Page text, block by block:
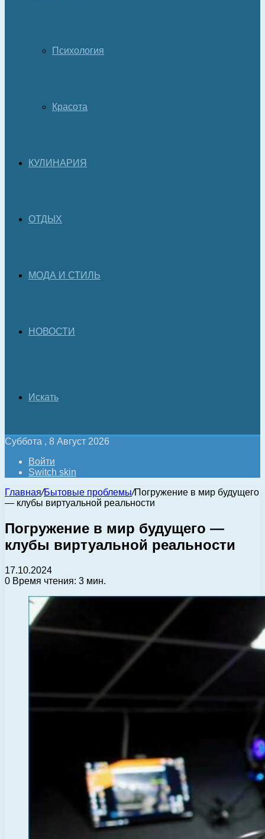
Психология
Красота
КУЛИНАРИЯ
ОТДЫХ
МОДА И СТИЛЬ
НОВОСТИ
Искать
Суббота , 8 Август 2026
Войти
Switch skin
Главная/Бытовые проблемы/Погружение в мир будущего
— клубы виртуальной реальности
Погружение в мир будущего —
клубы виртуальной реальности
17.10.2024
0 Время чтения: 3 мин.